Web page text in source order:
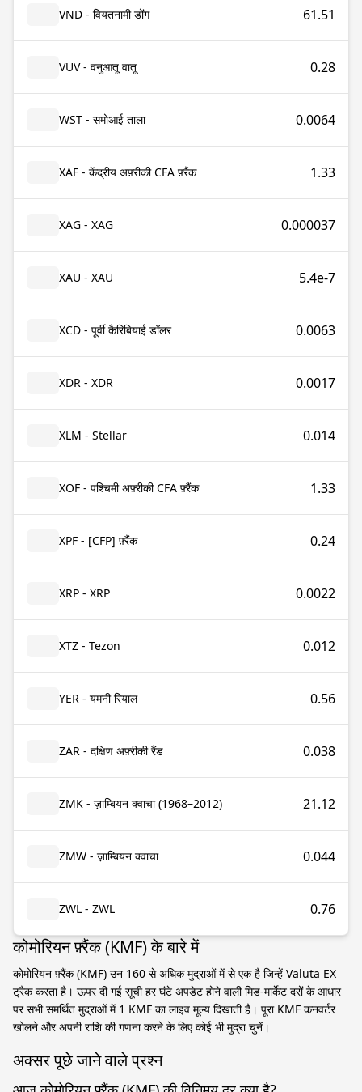
VND - वियतनामी डोंग 61.51
VUV - वनुआतू वातू 0.28
WST - समोआई ताला 0.0064
XAF - केंद्रीय अफ़्रीकी CFA फ़्रैंक 1.33
XAG - XAG 0.000037
XAU - XAU 5.4e-7
XCD - पूर्वी कैरिबियाई डॉलर 0.0063
XDR - XDR 0.0017
XLM - Stellar 0.014
XOF - पश्चिमी अफ़्रीकी CFA फ़्रैंक 1.33
XPF - [CFP] फ़्रैंक 0.24
XRP - XRP 0.0022
XTZ - Tezon 0.012
YER - यमनी रियाल 0.56
ZAR - दक्षिण अफ़्रीकी रैंड 0.038
ZMK - ज़ाम्बियन क्वाचा (1968–2012) 21.12
ZMW - ज़ाम्बियन क्वाचा 0.044
ZWL - ZWL 0.76
कोमोरियन फ़्रैंक (KMF) के बारे में
कोमोरियन फ़्रैंक (KMF) उन 160 से अधिक मुद्राओं में से एक है जिन्हें Valuta EX
ट्रैक करता है। ऊपर दी गई सूची हर घंटे अपडेट होने वाली मिड-मार्केट दरों के आधार
पर सभी समर्थित मुद्राओं में 1 KMF का लाइव मूल्य दिखाती है। पूरा KMF कनवर्टर
खोलने और अपनी राशि की गणना करने के लिए कोई भी मुद्रा चुनें।
अक्सर पूछे जाने वाले प्रश्न